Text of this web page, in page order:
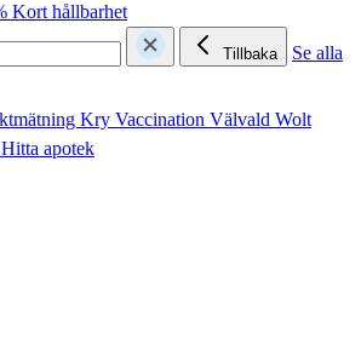
Kort hållbarhet
Tillbaka
Se alla
Kry Vaccination Välvald Wolt
Hitta apotek